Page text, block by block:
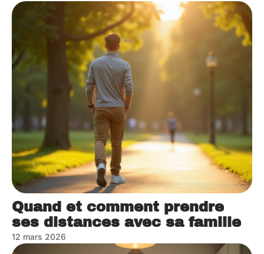
Quand et comment prendre
ses distances avec sa famille
12 mars 2026